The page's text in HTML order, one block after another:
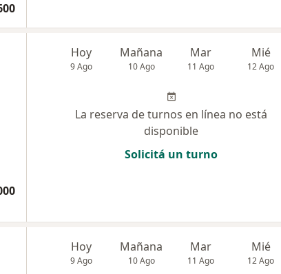
Hoy
9 Ago
Mañana
10 Ago
Mar
11 Ago
Mié
12 Ago
La reserva de turnos en línea no está
disponible
Solicitá un turno
Hoy
9 Ago
Mañana
10 Ago
Mar
11 Ago
Mié
12 Ago